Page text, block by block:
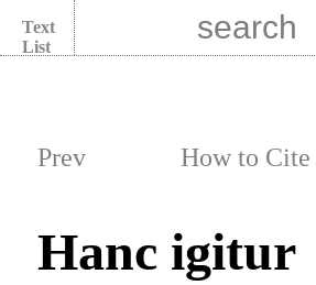
Text
List
Prev How to Cite
Hanc igitur